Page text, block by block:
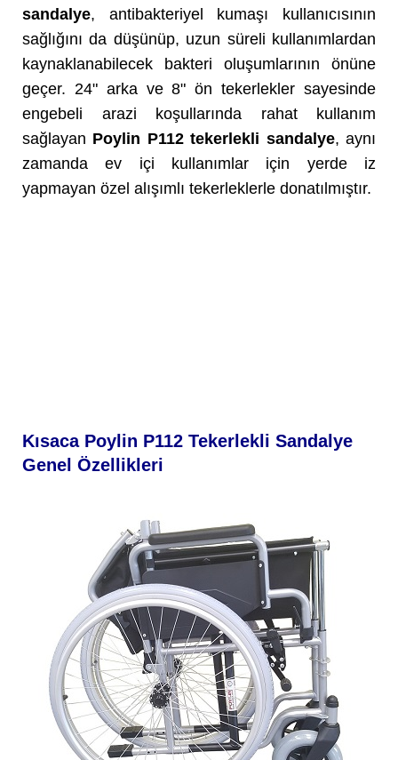
sandalye, antibakteriyel kumaşı kullanıcısının
sağlığını da düşünüp, uzun süreli kullanımlardan
kaynaklanabilecek bakteri oluşumlarının önüne
geçer. 24" arka ve 8" ön tekerlekler sayesinde
engebeli arazi koşullarında rahat kullanım
sağlayan Poylin P112 tekerlekli sandalye, aynı
zamanda ev içi kullanımlar için yerde iz
yapmayan özel alışımlı tekerleklerle donatılmıştır.
Kısaca Poylin P112 Tekerlekli Sandalye
Genel Özellikleri